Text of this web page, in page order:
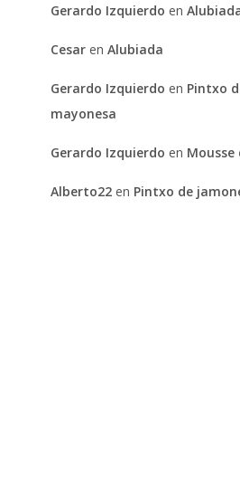
Gerardo Izquierdo en
Cesar en Alubiada
Gerardo Izquierdo en Pintxo
mayonesa
Gerardo Izquierdo en Mousse
Alberto22 en Pintxo de